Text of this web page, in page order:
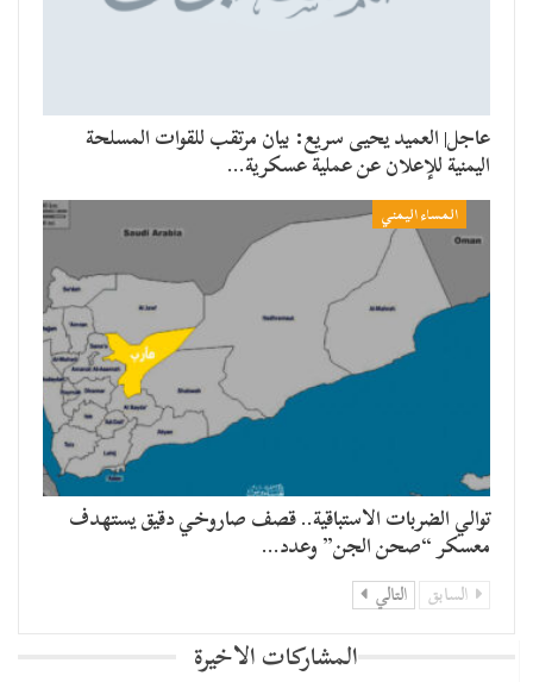
عاجل| العميد يحيى سريع: بيان مرتقب للقوات المسلحة
اليمنية للإعلان عن عملية عسكرية…
المساء اليمني
توالي الضربات الاستباقية.. قصف صاروخي دقيق يستهدف
معسكر “صحن الجن” وعدد…
السابق التالي
المشاركات الاخيرة